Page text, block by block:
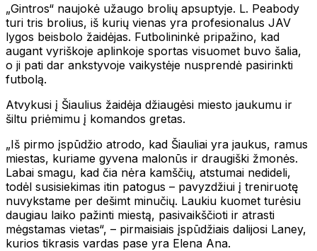
„Gintros“ naujokė užaugo brolių apsuptyje. L. Peabody
turi tris brolius, iš kurių vienas yra profesionalus JAV
lygos beisbolo žaidėjas. Futbolininkė pripažino, kad
augant vyriškoje aplinkoje sportas visuomet buvo šalia,
o ji pati dar ankstyvoje vaikystėje nusprendė pasirinkti
futbolą.
Atvykusi į Šiaulius žaidėja džiaugėsi miesto jaukumu ir
šiltu priėmimu į komandos gretas.
„Iš pirmo įspūdžio atrodo, kad Šiauliai yra jaukus, ramus
miestas, kuriame gyvena malonūs ir draugiški žmonės.
Labai smagu, kad čia nėra kamščių, atstumai nedideli,
todėl susisiekimas itin patogus – pavyzdžiui į treniruotę
nuvykstame per dešimt minučių. Laukiu kuomet turėsiu
daugiau laiko pažinti miestą, pasivaikščioti ir atrasti
mėgstamas vietas“, – pirmaisiais įspūdžiais dalijosi Laney,
kurios tikrasis vardas pase yra Elena Ana.